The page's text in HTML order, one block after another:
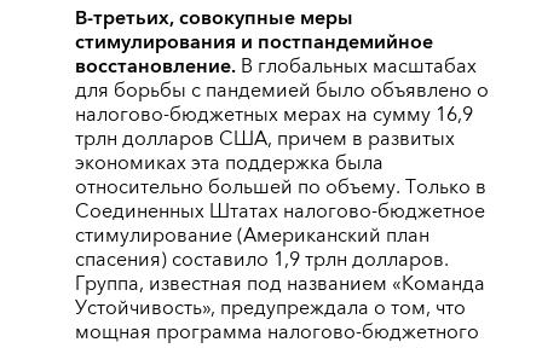
В-третьих, совокупные меры
стимулирования и постпандемийное
восстановление.В глобальных масштабах
для борьбы с пандемией было объявлено о
налогово-бюджетных мерах на сумму 16,9
трлн долларов США, причем в развитых
экономиках эта поддержка была
относительно большей по объему. Только в
Соединенных Штатах налогово-бюджетное
стимулирование (Американский план
спасения) составило 1,9 трлн долларов.
Группа, известная под названием «Команда
Устойчивость», предупреждала о том, что
мощная программа налогово-бюджетного